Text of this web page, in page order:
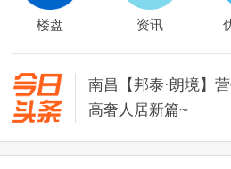
楼盘 资讯
年竣工
景域璞樾，为何能成
级”作品？
南昌【邦泰·朗境】
高奢人居新篇~
全新发布